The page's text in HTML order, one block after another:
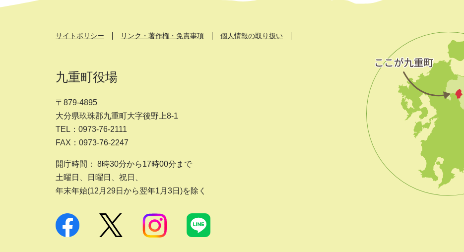
サイトポリシー リンク・著作権・免責事項 個人情報の取り扱い
九重町役場
〒879-4895
大分県玖珠郡九重町大字後野上8-1
TEL：0973-76-2111
FAX：0973-76-2247
開庁時間： 8時30分から17時00分まで
土曜日、日曜日、祝日、
年末年始(12月29日から翌年1月3日)を除く